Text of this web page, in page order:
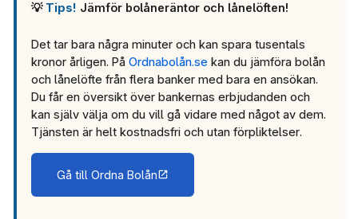
💡 Tips! Jämför bolåneräntor och lånelöften!
Det tar bara några minuter och kan spara tusentals
kronor årligen. På Ordnabolån.se kan du jämföra bolån
och lånelöfte från flera banker med bara en ansökan.
Du får en översikt över bankernas erbjudanden och
kan själv välja om du vill gå vidare med något av dem.
Tjänsten är helt kostnadsfri och utan förpliktelser.
Gå till Ordna Bolån